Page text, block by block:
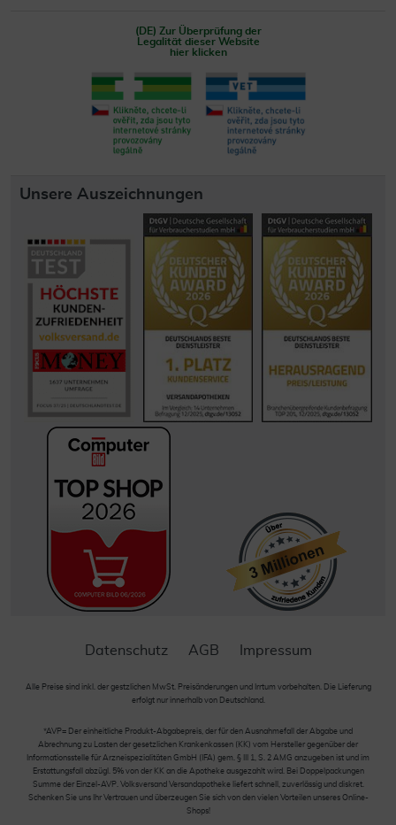
(DE) Zur Überprüfung der
Legalität dieser Website
hier klicken
Unsere Auszeichnungen
Datenschutz AGB Impressum
Alle Preise sind inkl. der gestzlichen MwSt. Preisänderungen und Irrtum vorbehalten. Die Lieferung
erfolgt nur innerhalb von Deutschland.
*AVP= Der einheitliche Produkt-Abgabepreis, der für den Ausnahmefall der Abgabe und
Abrechnung zu Lasten der gesetzlichen Krankenkassen (KK) vom Hersteller gegenüber der
Informationsstelle für Arzneispezialitäten GmbH (IFA) gem. § III 1, S. 2 AMG anzugeben ist und im
Erstattungsfall abzügl. 5% von der KK an die Apotheke ausgezahlt wird. Bei Doppelpackungen
Summe der Einzel-AVP. Volksversand Versandapotheke liefert schnell, zuverlässig und diskret.
Schenken Sie uns Ihr Vertrauen und überzeugen Sie sich von den vielen Vorteilen unseres Online-
Shops!